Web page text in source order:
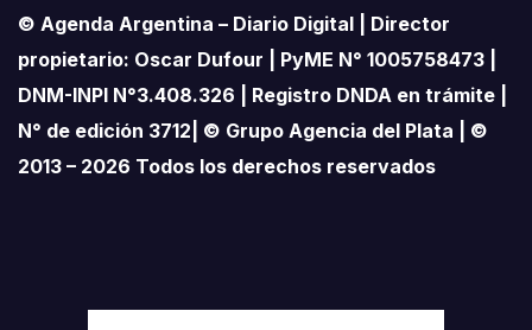
© Agenda Argentina – Diario Digital | Director
propietario: Oscar Dufour | PyME N° 1005758473 |
DNM-INPI N°3.408.326 | Registro DNDA en trámite |
N° de edición 3712| © Grupo Agencia del Plata | ©
2013 – 2026 Todos los derechos reservados